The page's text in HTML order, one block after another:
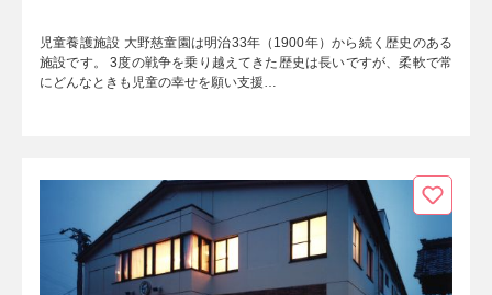
児童養護施設 大野慈童園は明治33年（1900年）から続く歴史のある
施設です。 3度の戦争を乗り越えてきた歴史は長いですが、柔軟で常
にどんなときも児童の幸せを願い支援…